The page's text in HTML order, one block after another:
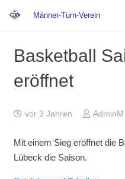
Männer-Turn-Verein
Basketball
eröffnet
vor 3 Jahren
Mit einem Sieg eröffnet die
Lübeck die Saison.